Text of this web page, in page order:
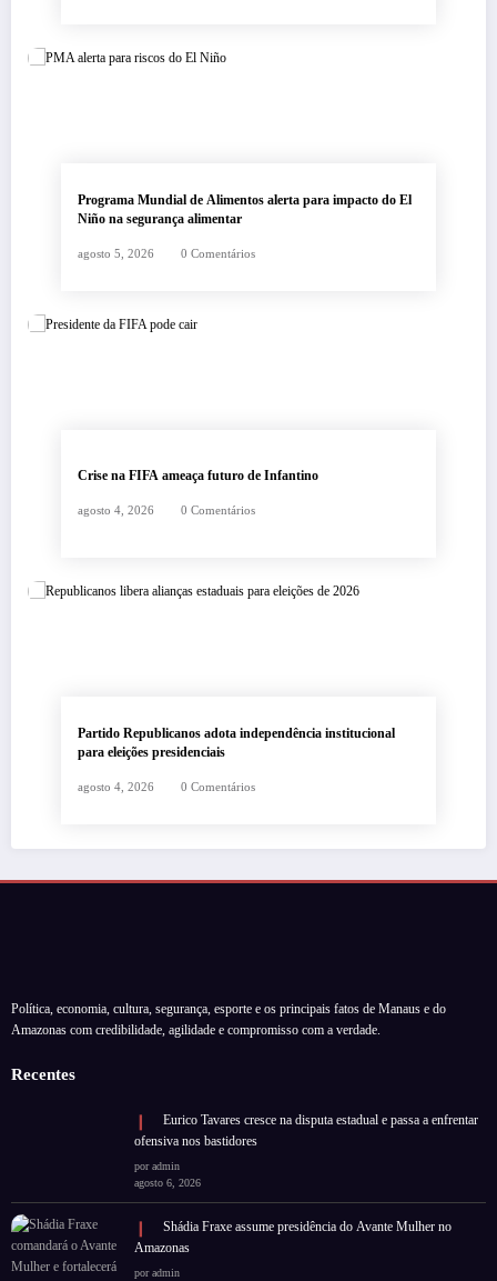
Programa Mundial de Alimentos alerta para impacto do El
Niño na segurança alimentar
agosto 5, 2026 0 Comentários
Crise na FIFA ameaça futuro de Infantino
agosto 4, 2026 0 Comentários
Partido Republicanos adota independência institucional
para eleições presidenciais
agosto 4, 2026 0 Comentários
Política, economia, cultura, segurança, esporte e os principais fatos de Manaus e do
Amazonas com credibilidade, agilidade e compromisso com a verdade.
Recentes
Eurico Tavares cresce na disputa estadual e passa a enfrentar
ofensiva nos bastidores
por admin
agosto 6, 2026
Shádia Fraxe assume presidência do Avante Mulher no
Amazonas
por admin